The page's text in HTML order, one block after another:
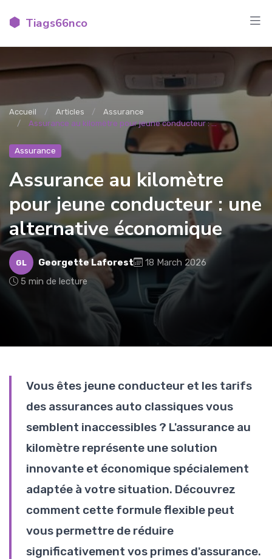
Tiags66nco
Accueil Articles
Assurance
Assurance au kilomètre pour jeune conducteur : ...
Assurance
Assurance au kilomètre
pour jeune conducteur : une
alternative économique
GL Georgette Laforest
18 March 2026
5 min de lecture
Vous êtes jeune conducteur et les tarifs
des assurances auto classiques vous
semblent inaccessibles ? L'assurance au
kilomètre représente une solution
innovante et économique spécialement
adaptée à votre situation. Découvrez
comment cette formule flexible peut
vous permettre de réduire
significativement vos primes d'assurance.